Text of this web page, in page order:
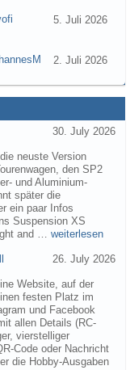
5. Juli 2026
2. Juli 2026
30. July 2026
neuste Version
den SP2
und Aluminium-
später die
ein paar Infos
Suspension XS
and … weiterlesen
26. July 2026
Website, auf der
festen Platz im
und Facebook
allen Details (RC-
vierstelliger
Code oder Nachricht
die Hobby-Ausgaben